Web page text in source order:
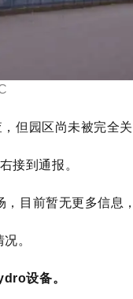
但园区尚未被完全关
接到通报。
目前暂无更多信息，
。
设备。